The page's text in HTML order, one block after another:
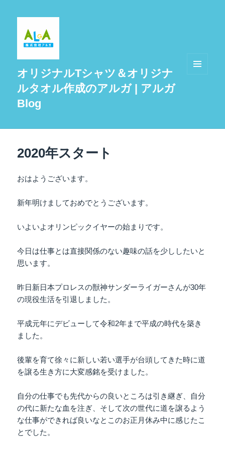
オリジナルTシャツ＆オリジナ
ルタオル作成のアルガ | アルガ
Blog
2020年スタート
おはようございます。
新年明けましておめでとうございます。
いよいよオリンピックイヤーの始まりです。
今日は仕事とは直接関係のない趣味の話を少ししたいと
思います。
昨日新日本プロレスの獣神サンダーライガーさんが30年
の現役生活を引退しました。
平成元年にデビューして令和2年まで平成の時代を築き
ました。
後輩を育て徐々に新しい若い選手が台頭してきた時に道
を譲る生き方に大変感銘を受けました。
自分の仕事でも先代からの良いところは引き継ぎ、自分
の代に新たな血を注ぎ、そして次の世代に道を譲るよう
な仕事ができれば良いなとこのお正月休み中に感じたこ
とでした。